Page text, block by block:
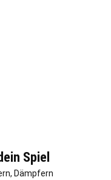
Spiel
Dämpfern